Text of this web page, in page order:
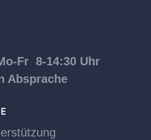
Fr 8-14:30 Uhr
Absprache